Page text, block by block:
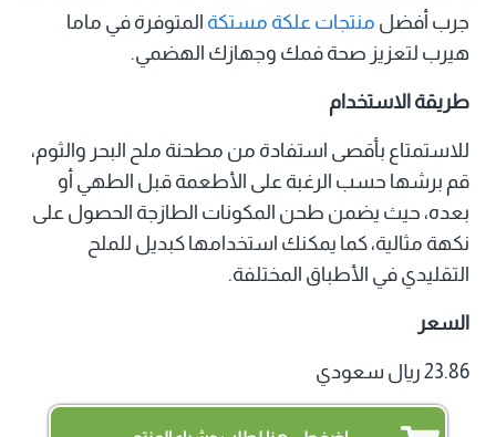
جرب أفضل منتجات علكة مستكة المتوفرة في ماما
هيرب لتعزيز صحة فمك وجهازك الهضمي.
طريقة الاستخدام
للاستمتاع بأقصى استفادة من مطحنة ملح البحر والثوم،
قم برشها حسب الرغبة على الأطعمة قبل الطهي أو
بعده، حيث يضمن طحن المكونات الطازجة الحصول على
نكهة مثالية، كما يمكنك استخدامها كبديل للملح
التقليدي في الأطباق المختلفة.
السعر
23.86 ريال سعودي